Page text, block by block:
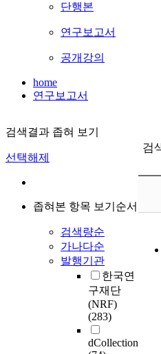
단행본
연구보고서
공개강의
home
연구보고서
검색결과 좁혀 보기
선택해제
좁혀본 항목 보기순서
검색량순
가나다순
발행기관
한국연
구재단
(NRF)
(283)
dCollection
검